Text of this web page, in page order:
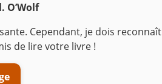
O’Wolf
Cependant, je dois
de lire votre livre !